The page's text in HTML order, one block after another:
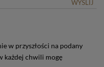
WYŚLIJ
w przyszłości na podany
każdej chwili mogę